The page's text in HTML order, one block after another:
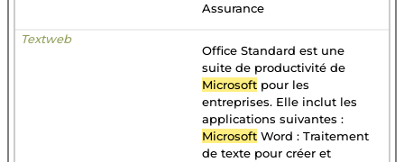
Assurance
Office Standard est une
suite de productivité de
Microsoft pour les
entreprises. Elle inclut les
applications suivantes :
Microsoft Word : Traitement
de texte pour créer et